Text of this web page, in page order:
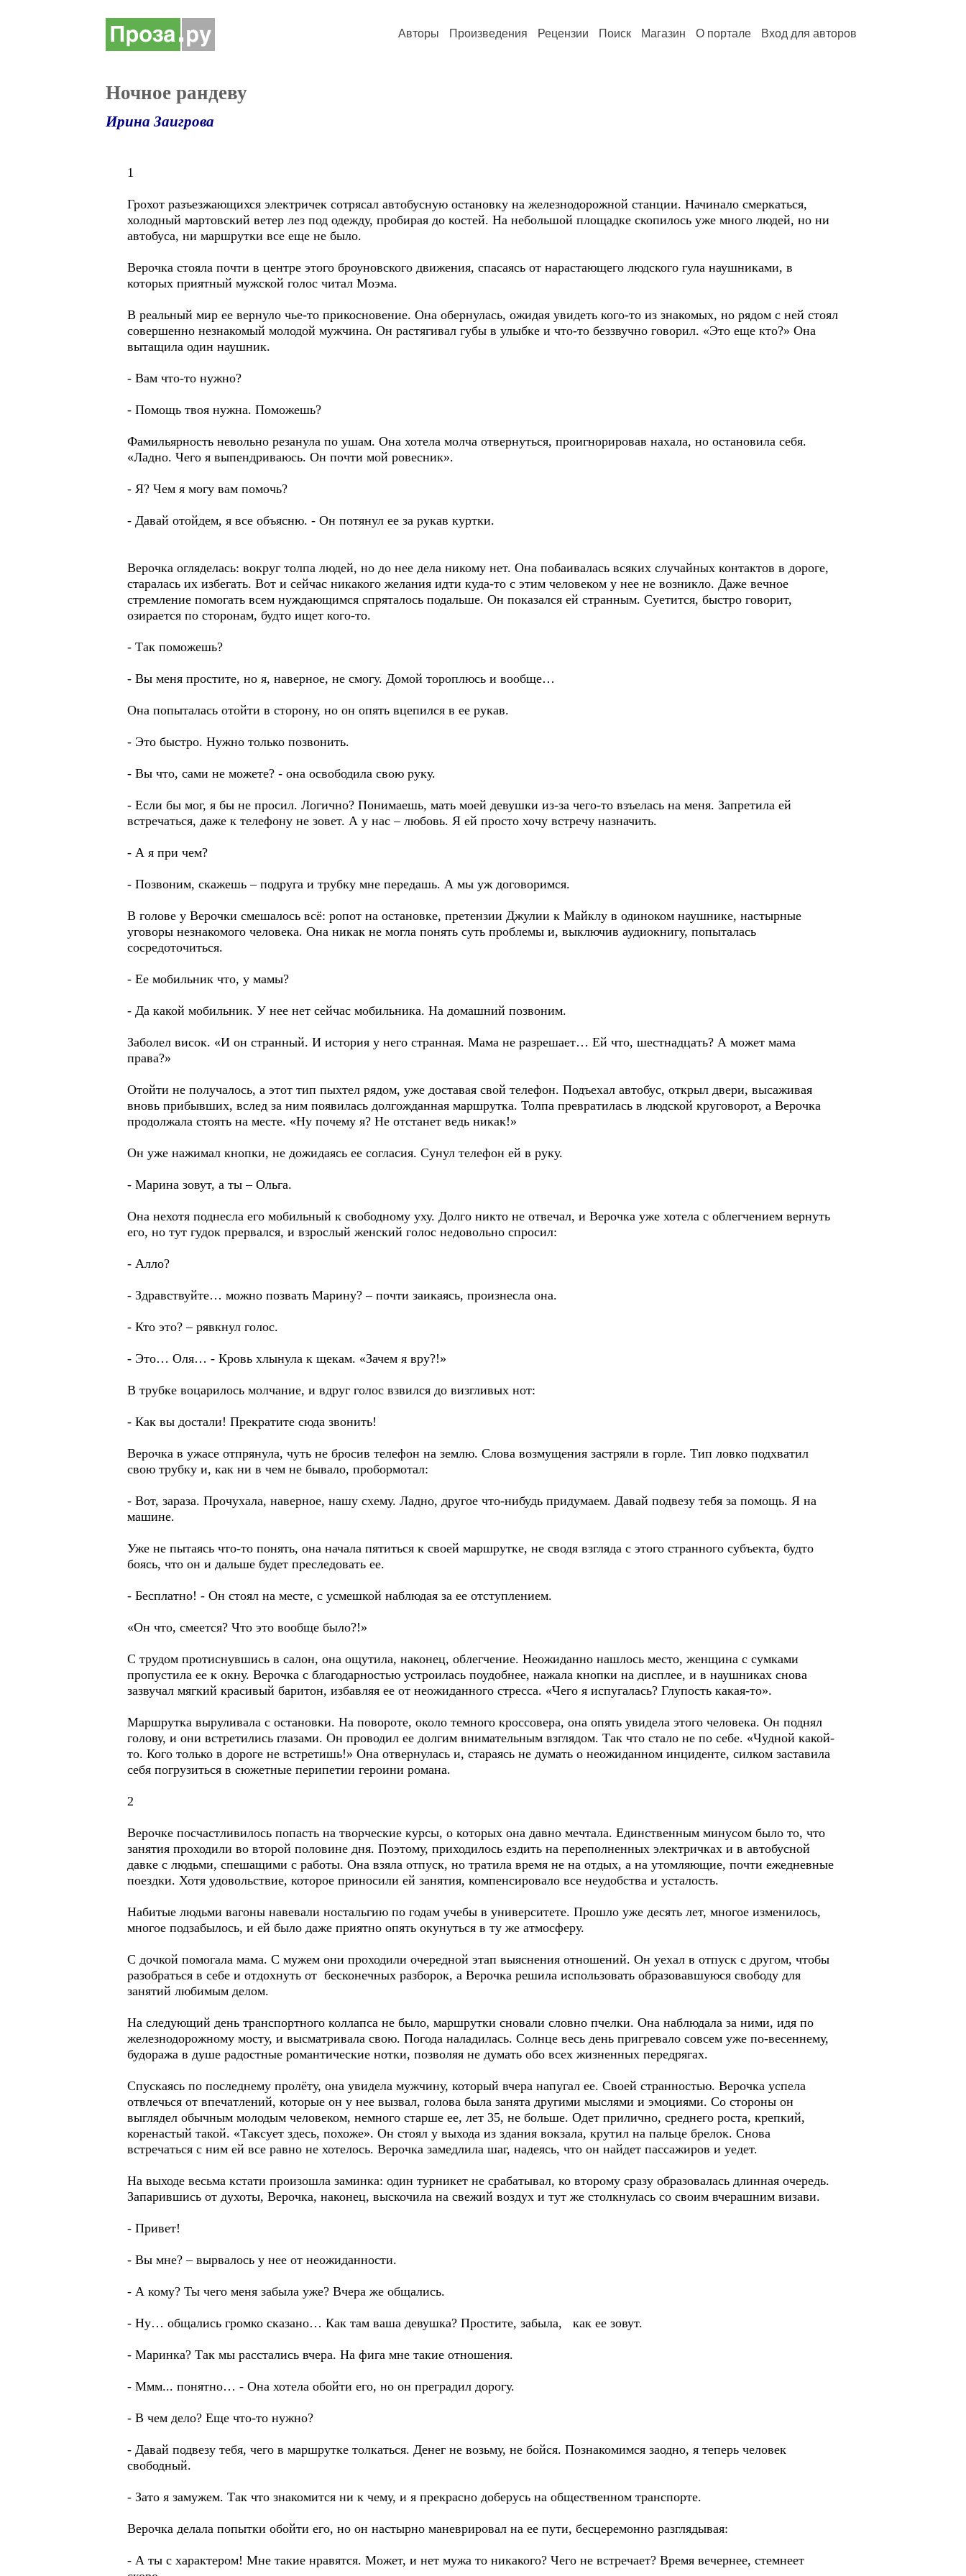
Авторы Произведения Рецензии Поиск Магазин О портале Вход для авторов
Ночное рандеву
Ирина Заигрова
1
Грохот разъезжающихся электричек сотрясал автобусную остановку на железнодорожной станции. Начинало смеркаться,
холодный мартовский ветер лез под одежду, пробирая до костей. На небольшой площадке скопилось уже много людей, но ни
автобуса, ни маршрутки все еще не было.
Верочка стояла почти в центре этого броуновского движения, спасаясь от нарастающего людского гула наушниками, в
которых приятный мужской голос читал Моэма.
В реальный мир ее вернуло чье-то прикосновение. Она обернулась, ожидая увидеть кого-то из знакомых, но рядом с ней стоял
совершенно незнакомый молодой мужчина. Он растягивал губы в улыбке и что-то беззвучно говорил. «Это еще кто?» Она
вытащила один наушник.
- Вам что-то нужно?
- Помощь твоя нужна. Поможешь?
Фамильярность невольно резанула по ушам. Она хотела молча отвернуться, проигнорировав нахала, но остановила себя.
«Ладно. Чего я выпендриваюсь. Он почти мой ровесник».
- Я? Чем я могу вам помочь?
- Давай отойдем, я все объясню. - Он потянул ее за рукав куртки.
Верочка огляделась: вокруг толпа людей, но до нее дела никому нет. Она побаивалась всяких случайных контактов в дороге,
старалась их избегать. Вот и сейчас никакого желания идти куда-то с этим человеком у нее не возникло. Даже вечное
стремление помогать всем нуждающимся спряталось подальше. Он показался ей странным. Суетится, быстро говорит,
озирается по сторонам, будто ищет кого-то.
- Так поможешь?
- Вы меня простите, но я, наверное, не смогу. Домой тороплюсь и вообще…
Она попыталась отойти в сторону, но он опять вцепился в ее рукав.
- Это быстро. Нужно только позвонить.
- Вы что, сами не можете? - она освободила свою руку.
- Если бы мог, я бы не просил. Логично? Понимаешь, мать моей девушки из-за чего-то взъелась на меня. Запретила ей
встречаться, даже к телефону не зовет. А у нас – любовь. Я ей просто хочу встречу назначить.
- А я при чем?
- Позвоним, скажешь – подруга и трубку мне передашь. А мы уж договоримся.
В голове у Верочки смешалось всё: ропот на остановке, претензии Джулии к Майклу в одиноком наушнике, настырные
уговоры незнакомого человека. Она никак не могла понять суть проблемы и, выключив аудиокнигу, попыталась
сосредоточиться.
- Ее мобильник что, у мамы?
- Да какой мобильник. У нее нет сейчас мобильника. На домашний позвоним.
Заболел висок. «И он странный. И история у него странная. Мама не разрешает… Ей что, шестнадцать? А может мама
права?»
Отойти не получалось, а этот тип пыхтел рядом, уже доставая свой телефон. Подъехал автобус, открыл двери, высаживая
вновь прибывших, вслед за ним появилась долгожданная маршрутка. Толпа превратилась в людской круговорот, а Верочка
продолжала стоять на месте. «Ну почему я? Не отстанет ведь никак!»
Он уже нажимал кнопки, не дожидаясь ее согласия. Сунул телефон ей в руку.
- Марина зовут, а ты – Ольга.
Она нехотя поднесла его мобильный к свободному уху. Долго никто не отвечал, и Верочка уже хотела с облегчением вернуть
его, но тут гудок прервался, и взрослый женский голос недовольно спросил:
- Алло?
- Здравствуйте… можно позвать Марину? – почти заикаясь, произнесла она.
- Кто это? – рявкнул голос.
- Это… Оля… - Кровь хлынула к щекам. «Зачем я вру?!»
В трубке воцарилось молчание, и вдруг голос взвился до визгливых нот:
- Как вы достали! Прекратите сюда звонить!
Верочка в ужасе отпрянула, чуть не бросив телефон на землю. Слова возмущения застряли в горле. Тип ловко подхватил
свою трубку и, как ни в чем не бывало, пробормотал:
- Вот, зараза. Прочухала, наверное, нашу схему. Ладно, другое что-нибудь придумаем. Давай подвезу тебя за помощь. Я на
машине.
Уже не пытаясь что-то понять, она начала пятиться к своей маршрутке, не сводя взгляда с этого странного субъекта, будто
боясь, что он и дальше будет преследовать ее.
- Бесплатно! - Он стоял на месте, с усмешкой наблюдая за ее отступлением.
«Он что, смеется? Что это вообще было?!»
С трудом протиснувшись в салон, она ощутила, наконец, облегчение. Неожиданно нашлось место, женщина с сумками
пропустила ее к окну. Верочка с благодарностью устроилась поудобнее, нажала кнопки на дисплее, и в наушниках снова
зазвучал мягкий красивый баритон, избавляя ее от неожиданного стресса. «Чего я испугалась? Глупость какая-то».
Маршрутка выруливала с остановки. На повороте, около темного кроссовера, она опять увидела этого человека. Он поднял
голову, и они встретились глазами. Он проводил ее долгим внимательным взглядом. Так что стало не по себе. «Чудной какой-
то. Кого только в дороге не встретишь!» Она отвернулась и, стараясь не думать о неожиданном инциденте, силком заставила
себя погрузиться в сюжетные перипетии героини романа.
2
Верочке посчастливилось попасть на творческие курсы, о которых она давно мечтала. Единственным минусом было то, что
занятия проходили во второй половине дня. Поэтому, приходилось ездить на переполненных электричках и в автобусной
давке с людьми, спешащими с работы. Она взяла отпуск, но тратила время не на отдых, а на утомляющие, почти ежедневные
поездки. Хотя удовольствие, которое приносили ей занятия, компенсировало все неудобства и усталость.
Набитые людьми вагоны навевали ностальгию по годам учебы в университете. Прошло уже десять лет, многое изменилось,
многое подзабылось, и ей было даже приятно опять окунуться в ту же атмосферу.
С дочкой помогала мама. С мужем они проходили очередной этап выяснения отношений. Он уехал в отпуск с другом, чтобы
разобраться в себе и отдохнуть от бесконечных разборок, а Верочка решила использовать образовавшуюся свободу для
занятий любимым делом.
На следующий день транспортного коллапса не было, маршрутки сновали словно пчелки. Она наблюдала за ними, идя по
железнодорожному мосту, и высматривала свою. Погода наладилась. Солнце весь день пригревало совсем уже по-весеннему,
будоража в душе радостные романтические нотки, позволяя не думать обо всех жизненных передрягах.
Спускаясь по последнему пролёту, она увидела мужчину, который вчера напугал ее. Своей странностью. Верочка успела
отвлечься от впечатлений, которые он у нее вызвал, голова была занята другими мыслями и эмоциями. Со стороны он
выглядел обычным молодым человеком, немного старше ее, лет 35, не больше. Одет прилично, среднего роста, крепкий,
коренастый такой. «Таксует здесь, похоже». Он стоял у выхода из здания вокзала, крутил на пальце брелок. Снова
встречаться с ним ей все равно не хотелось. Верочка замедлила шаг, надеясь, что он найдет пассажиров и уедет.
На выходе весьма кстати произошла заминка: один турникет не срабатывал, ко второму сразу образовалась длинная очередь.
Запарившись от духоты, Верочка, наконец, выскочила на свежий воздух и тут же столкнулась со своим вчерашним визави.
- Привет!
- Вы мне? – вырвалось у нее от неожиданности.
- А кому? Ты чего меня забыла уже? Вчера же общались.
- Ну… общались громко сказано… Как там ваша девушка? Простите, забыла, как ее зовут.
- Маринка? Так мы расстались вчера. На фига мне такие отношения.
- Ммм... понятно… - Она хотела обойти его, но он преградил дорогу.
- В чем дело? Еще что-то нужно?
- Давай подвезу тебя, чего в маршрутке толкаться. Денег не возьму, не бойся. Познакомимся заодно, я теперь человек
свободный.
- Зато я замужем. Так что знакомится ни к чему, и я прекрасно доберусь на общественном транспорте.
Верочка делала попытки обойти его, но он настырно маневрировал на ее пути, бесцеремонно разглядывая:
- А ты с характером! Мне такие нравятся. Может, и нет мужа то никакого? Чего не встречает? Время вечернее, стемнеет